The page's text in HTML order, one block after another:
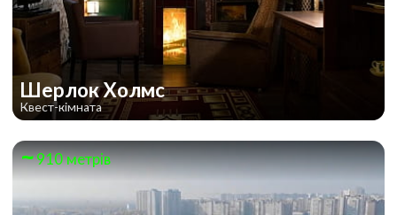
Шерлок Холмс
Квест-кімната
910 метрів